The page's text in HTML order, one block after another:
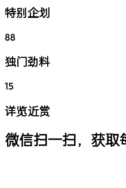
特别企划
88
独门劲料
15
详览近赏
微信扫一扫，获取